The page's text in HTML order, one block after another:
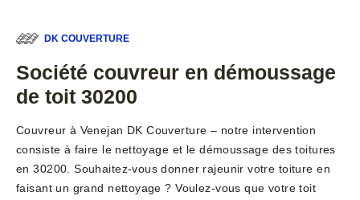
DK COUVERTURE
Société couvreur en démoussage
de toit 30200
Couvreur à Venejan DK Couverture – notre intervention
consiste à faire le nettoyage et le démoussage des toitures
en 30200. Souhaitez-vous donner rajeunir votre toiture en
faisant un grand nettoyage ? Voulez-vous que votre toit